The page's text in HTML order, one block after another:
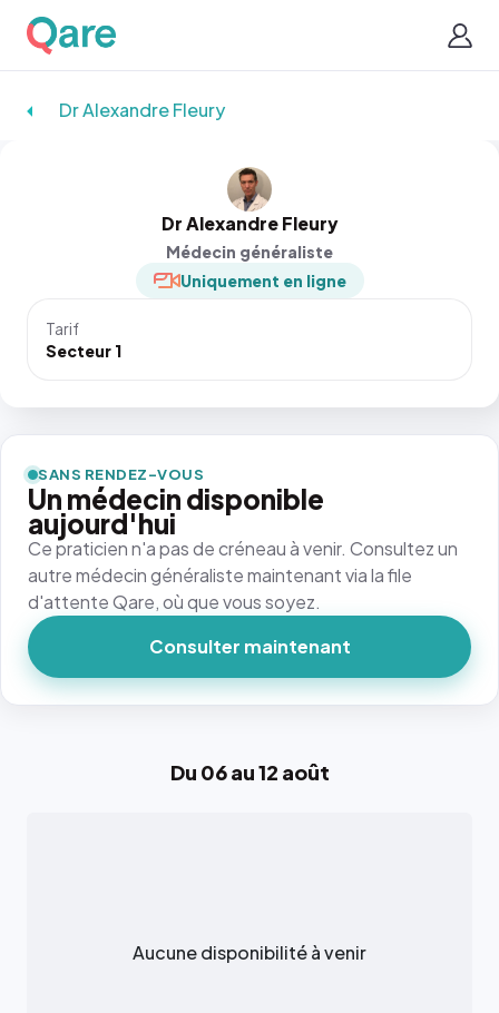
Dr Alexandre Fleury
Dr Alexandre Fleury
Médecin généraliste
Uniquement en ligne
Tarif
Secteur 1
Du 06 au 12 août
Aucune disponibilité à venir
SANS RENDEZ-VOUS
Un médecin disponible
aujourd'hui
Ce praticien n'a pas de créneau à venir. Consultez un
autre médecin généraliste maintenant via la file
d'attente Qare, où que vous soyez.
Consulter maintenant